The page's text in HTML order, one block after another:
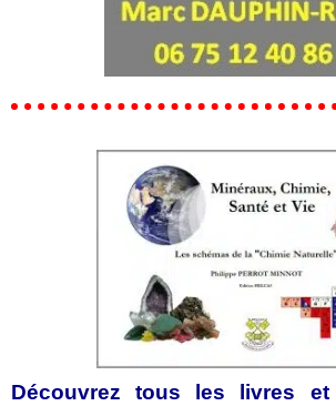
Découvrez tous les livres